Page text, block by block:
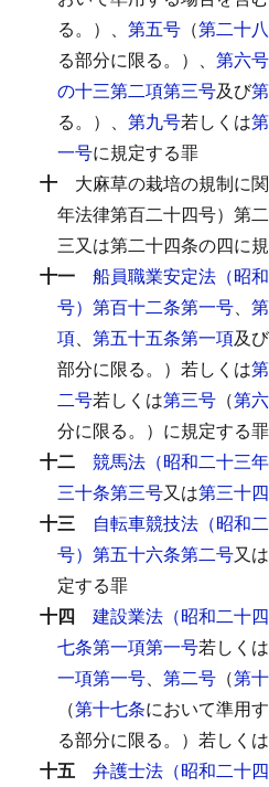
る。）、 第五号 （第二十
る部分に限る。）、 第六号
の十三第二項第三号及び
る。）、 第九号若しくは
一号に規定する罪
十 大麻草の栽培の規制に
年法律第百二十四号）第
三又は第二十四条の四に
十一 船員職業安定法（昭
号）第百十二条第一号、
項、 第五十五条第一項及び
部分に限る。）若しくは
二号若しくは第三号 （第
分に限る。）に規定する罪
十二 競馬法（昭和二十三
三十条第三号又は第三十
十三 自転車競技法（昭和
号）第五十六条第二号又は
定する罪
十四 建設業法（昭和二十
七条第一項第一号若しくは
一項第一号、 第二号 （第
（第十七条において準用
る部分に限る。）若しくは
十五 弁護士法（昭和二十